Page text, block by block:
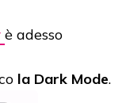
è adesso
la Dark Mode.